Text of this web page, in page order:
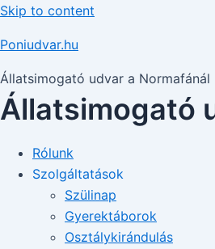
Skip to content
Poniudvar.hu
Állatsimogató udvar a Normafánál
Állatsimogató
Rólunk
Szolgáltatások
Szülinap
Gyerektáborok
Osztálykirándulás